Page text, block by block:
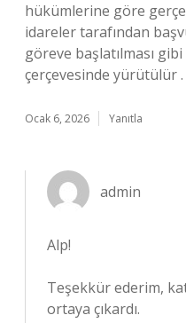
hükümlerine göre
idareler tarafından
göreve başlatılması
çerçevesinde yürütülür .
Ocak 6, 2026 Yanıtla
admin
Alp!
Teşekkür ederim,
ortaya çıkardı.